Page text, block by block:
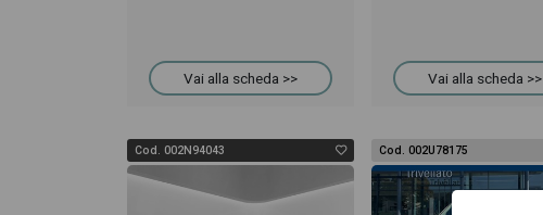
Vai alla scheda >> Vai alla scheda >>
Cod. 002N94043 Cod. 002U78175